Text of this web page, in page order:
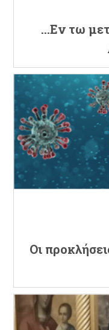
…Εν τω
Oι